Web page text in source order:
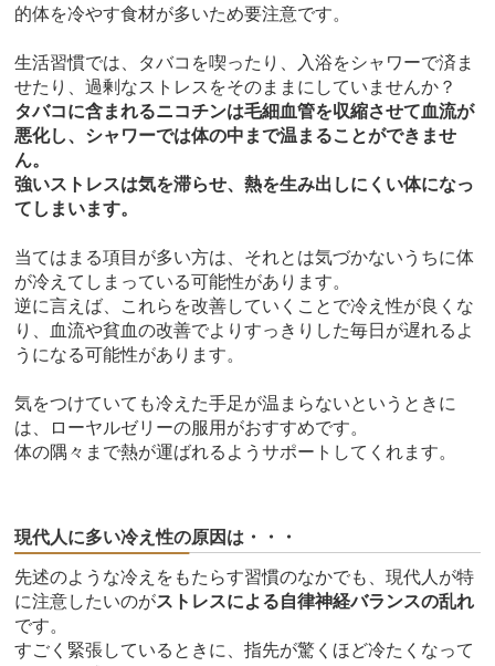
的体を冷やす食材が多いため要注意です。
生活習慣では、タバコを喫ったり、入浴をシャワーで済ま
せたり、過剰なストレスをそのままにしていませんか？
タバコに含まれるニコチンは毛細血管を収縮させて血流が
悪化し、シャワーでは体の中まで温まることができませ
ん。
強いストレスは気を滞らせ、熱を生み出しにくい体になっ
てしまいます。
当てはまる項目が多い方は、それとは気づかないうちに体
が冷えてしまっている可能性があります。
逆に言えば、これらを改善していくことで冷え性が良くな
り、血流や貧血の改善でよりすっきりした毎日が遅れるよ
うになる可能性があります。
気をつけていても冷えた手足が温まらないというときに
は、ローヤルゼリーの服用がおすすめです。
体の隅々まで熱が運ばれるようサポートしてくれます。
現代人に多い冷え性の原因は・・・
先述のような冷えをもたらす習慣のなかでも、現代人が特
に注意したいのがストレスによる自律神経バランスの乱れ
です。
すごく緊張しているときに、指先が驚くほど冷たくなって